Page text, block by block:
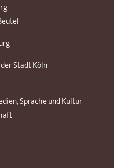
Stadt Köln
Sprache und Kultur